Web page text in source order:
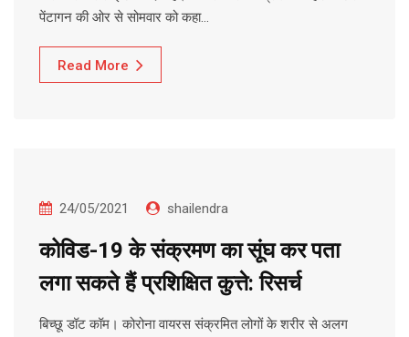
पेंटागन की ओर से सोमवार को कहा…
Read More
24/05/2021 shailendra
कोविड-19 के संक्रमण का सूंघ कर पता
लगा सकते हैं प्रशिक्षित कुत्ते: रिसर्च
बिच्छू डॉट कॉम। कोरोना वायरस संक्रमित लोगों के शरीर से अलग